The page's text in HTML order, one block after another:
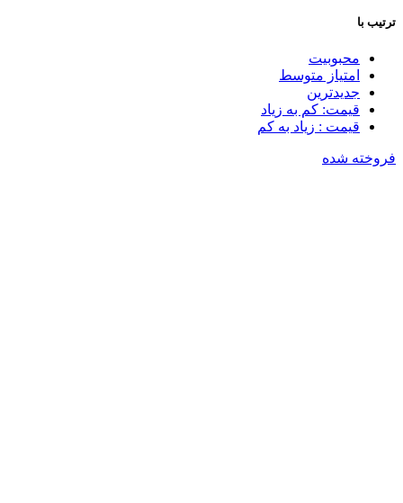
ترتیب با
محبوبیت
امتیاز متوسط
جدیدترین
قیمت: کم به زیاد
قیمت : زیاد به کم
فروخته شده